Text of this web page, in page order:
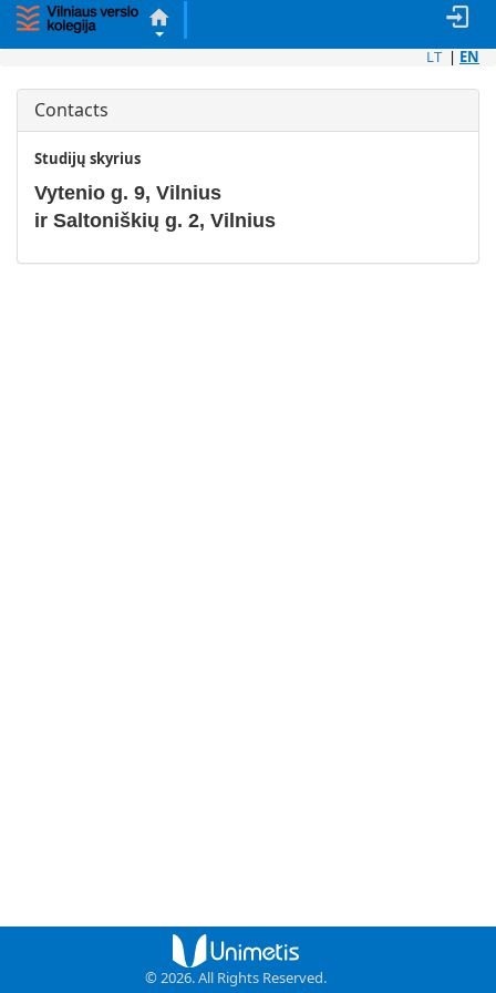
LT | EN
Contacts
Studijų skyrius
Vytenio g. 9, Vilnius
ir Saltoniškių g. 2, Vilnius
© 2026. All Rights Reserved.